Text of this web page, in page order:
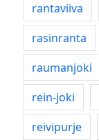
rantaviiva
rasinranta
raumanjoki
rein-joki
reivipurje